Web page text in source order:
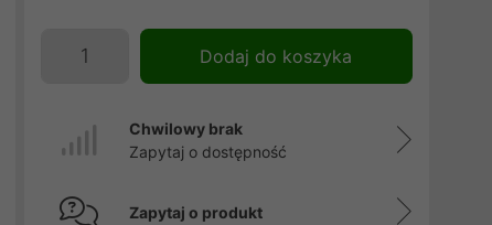
Dodaj do koszyka
Chwilowy brak
Zapytaj o dostępność
Zapytaj o produkt